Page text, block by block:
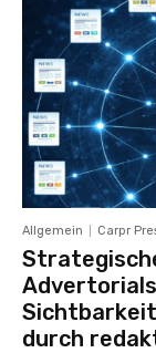
Allgemein Carpr
durch